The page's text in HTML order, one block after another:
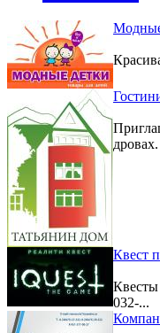
дровах.
Квест
032-...